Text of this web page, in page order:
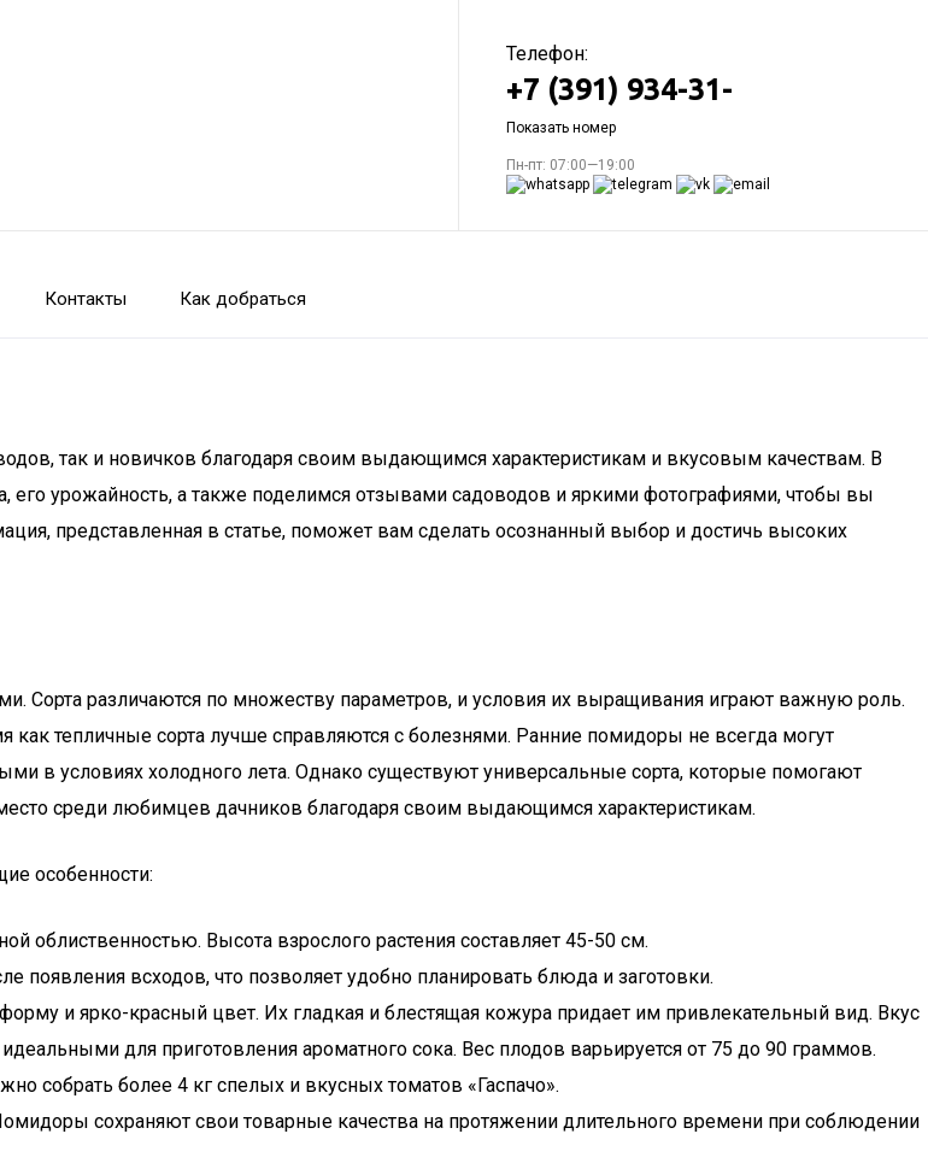
Телефон:
+7 (391) 934-31-
Показать номер
Пн-пт: 07:00—19:00
Контакты Как добраться
так и новичков благодаря своим выдающимся характеристикам и вкусовым качествам. В
его урожайность, а также поделимся отзывами садоводов и яркими фотографиями, чтобы вы
представленная в статье, поможет вам сделать осознанный выбор и достичь высоких
Сорта различаются по множеству параметров, и условия их выращивания играют важную роль.
тепличные сорта лучше справляются с болезнями. Ранние помидоры не всегда могут
в условиях холодного лета. Однако существуют универсальные сорта, которые помогают
среди любимцев дачников благодаря своим выдающимся характеристикам.
особенности:
облиственностью. Высота взрослого растения составляет 45-50 см.
всходов, что позволяет удобно планировать блюда и заготовки.
и ярко-красный цвет. Их гладкая и блестящая кожура придает им привлекательный вид. Вкус
для приготовления ароматного сока. Вес плодов варьируется от 75 до 90 граммов.
собрать более 4 кг спелых и вкусных томатов «Гаспачо».
сохраняют свои товарные качества на протяжении длительного времени при соблюдении